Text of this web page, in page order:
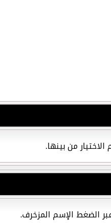
من بينها.
الضغط الإسم المزخرف.